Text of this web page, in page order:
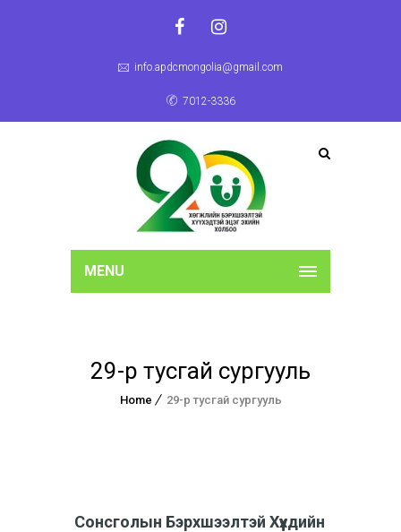
info.apdcmongolia@gmail.com
7012-3336
MENU
29-р тусгай сургууль
Home 29-р тусгай сургууль
Сонсголын Бэрхшээлтэй Хүүхдийн